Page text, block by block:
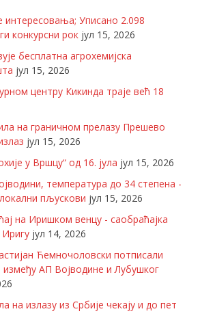
Уписано 2.098
конкурсни рок јул 15, 2026
бесплатна агрохемијска
јул 15, 2026
центру Кикинда траје већ 18
на граничном прелазу Прешево
јул 15, 2026
у Вршцу“ од 16. јула јул 15, 2026
температура до 34 степена -
пљускови јул 15, 2026
на Иришком венцу - саобраћајка
јул 14, 2026
Ћемночоловски потписали
АП Војводине и Лубушког
на излазу из Србије чекају и до пет